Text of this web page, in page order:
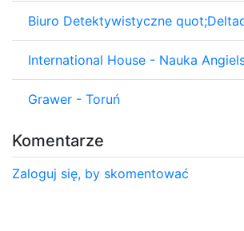
Biuro Detektywistyczne
International House - Nauka
Grawer - Toruń
Komentarze
Zaloguj się, by skomentować